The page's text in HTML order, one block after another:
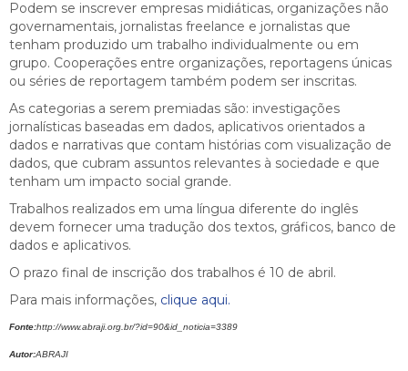
Podem se inscrever empresas midiáticas, organizações não
governamentais, jornalistas freelance e jornalistas que
tenham produzido um trabalho individualmente ou em
grupo. Cooperações entre organizações, reportagens únicas
ou séries de reportagem também podem ser inscritas.
As categorias a serem premiadas são: investigações
jornalísticas baseadas em dados, aplicativos orientados a
dados e narrativas que contam histórias com visualização de
dados, que cubram assuntos relevantes à sociedade e que
tenham um impacto social grande.
Trabalhos realizados em uma língua diferente do inglês
devem fornecer uma tradução dos textos, gráficos, banco de
dados e aplicativos.
O prazo final de inscrição dos trabalhos é 10 de abril.
Para mais informações, clique aqui.
Fonte:http://www.abraji.org.br/?id=90&id_noticia=3389
Autor:ABRAJI